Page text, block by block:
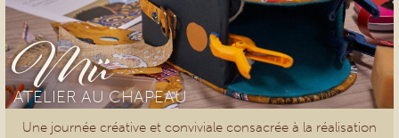
Mü
ATELIER AU CHAPEAU
Une journée créative et conviviale consacrée à la réalisation